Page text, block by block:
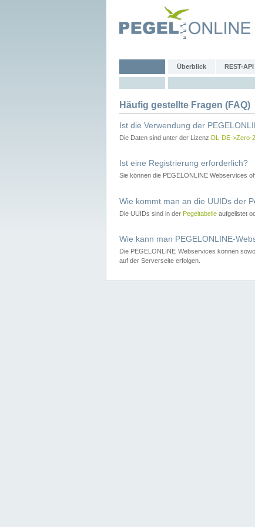
Überblick REST-API
Häufig gestellte Fragen (FAQ)
Ist die Verwendung der
Die Daten sind unter der Lizenz DL-DE->Zero-
Ist eine Registrierung erforderlich?
Sie können die PEGELONLINE Webservices
Wie kommt man an die UUIDs der
Die UUIDs sind in der Pegeltabelle aufgelistet
Wie kann man PEGELONLINE-
Die PEGELONLINE Webservices können
auf der Serverseite erfolgen.